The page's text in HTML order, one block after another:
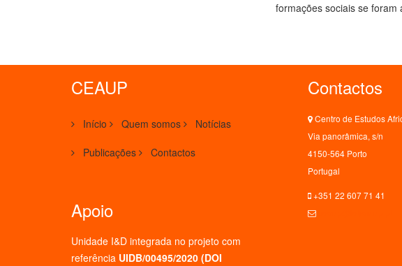
formações sociais se
CEAUP
Início Quem somos Notícias
Publicações Contactos
Apoio
Unidade I&D integrada no projeto com
referência UIDB/00495/2020 (DOI
Contactos
Centro de Estudos
Via panorâmica, s/n
4150-564 Porto
Portugal
+351 22 607 71 41